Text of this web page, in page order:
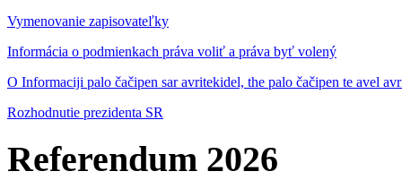
Vymenovanie zapisovateľky
Informácia o podmienkach práva voliť a práva byť volený
O Informaciji palo čačipen sar avritekidel, the palo čačipen te avel
Rozhodnutie prezidenta SR
Referendum 2026